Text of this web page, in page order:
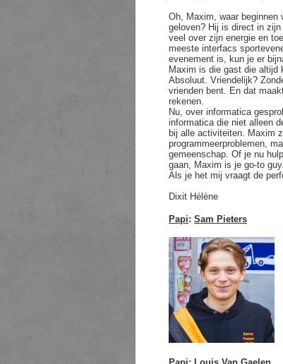
Oh, Maxim, waar beginnen
geloven? Hij is direct in
veel over zijn energie en
meeste interfacs
evenement is, kun je er
Maxim is die gast die altijd
Absoluut. Vriendelijk?
vrienden bent. En dat
rekenen.
Nu, over informatica
informatica die niet alleen
bij alle activiteiten. Maxim
programmeerproblemen,
gemeenschap. Of je nu
gaan, Maxim is je go-to guy.
Als je het mij vraagt de
Dixit Hélène
Papi: Sam Pieters